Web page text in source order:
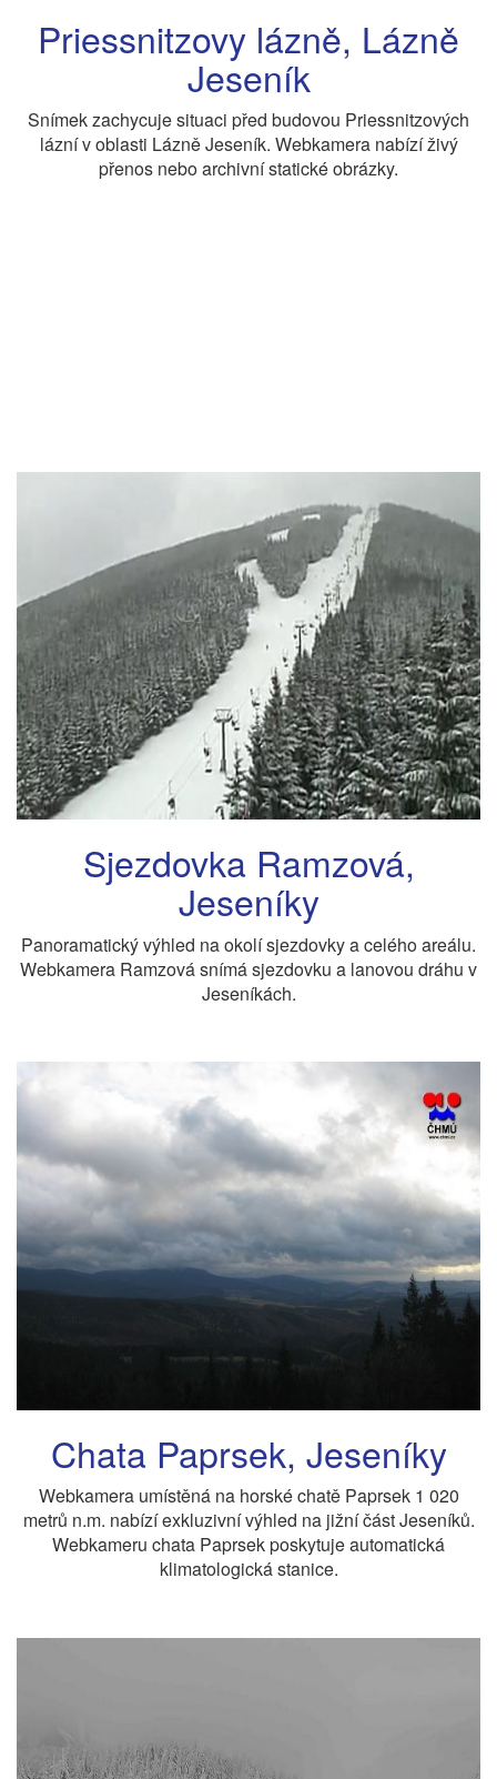
Priessnitzovy lázně, Lázně
Jeseník
Snímek zachycuje situaci před budovou Priessnitzových
lázní v oblasti Lázně Jeseník. Webkamera nabízí živý
přenos nebo archivní statické obrázky.
Sjezdovka Ramzová,
Jeseníky
Panoramatický výhled na okolí sjezdovky a celého areálu.
Webkamera Ramzová snímá sjezdovku a lanovou dráhu v
Jeseníkách.
Chata Paprsek, Jeseníky
Webkamera umístěná na horské chatě Paprsek 1 020
metrů n.m. nabízí exkluzivní výhled na jižní část Jeseníků.
Webkameru chata Paprsek poskytuje automatická
klimatologická stanice.